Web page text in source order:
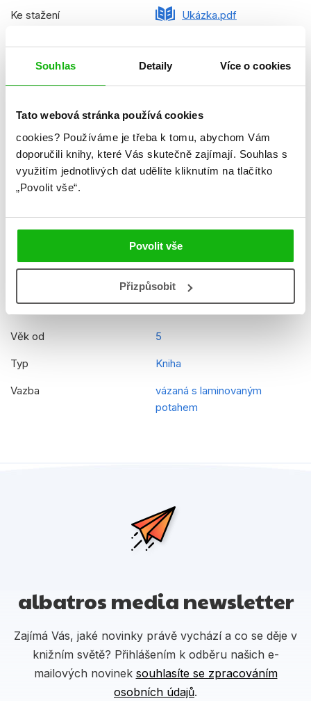
Souhlas Detaily Více o cookies
Tato webová stránka používá cookies
cookies? Používáme je třeba k tomu, abychom Vám
doporučili knihy, které Vás skutečně zajímají. Souhlas s
využitím jednotlivých dat udělíte kliknutím na tlačítko
„Povolit vše“.
Povolit vše
Přizpůsobit
Ke stažení Ukázka.pdf
Formát 237x320 mm
Jazyk čeština
Řady
Disney Junior - Mickey
Mouse
Původní název
Trouble
Irena Steinerová
Věk od 5
Typ Kniha
Vazba
vázaná s laminovaným
potahem
albatros media newsletter
Zajímá Vás, jaké novinky právě vychází a co se děje v
knižním světě? Přihlášením k odběru našich e-
mailových novinek souhlasíte se zpracováním
osobních údajů.